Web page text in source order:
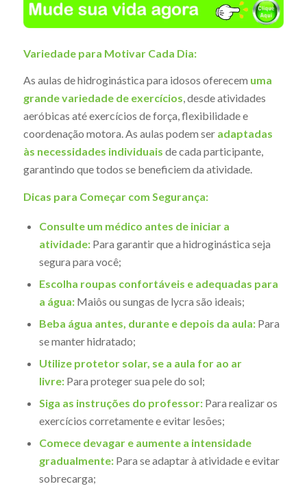
Variedade para Motivar Cada Dia:
As aulas de hidroginástica para idosos oferecem uma
grande variedade de exercícios, desde atividades
aeróbicas até exercícios de força, flexibilidade e
coordenação motora. As aulas podem ser adaptadas
às necessidades individuais de cada participante,
garantindo que todos se beneficiem da atividade.
Dicas para Começar com Segurança:
Consulte um médico antes de iniciar a
atividade:Para garantir que a hidroginástica seja
segura para você;
Escolha roupas confortáveis e adequadas para
a água:Maiôs ou sungas de lycra são ideais;
Beba água antes, durante e depois da aula:Para
se manter hidratado;
Utilize protetor solar, se a aula for ao ar
livre:Para proteger sua pele do sol;
Siga as instruções do professor:Para realizar os
exercícios corretamente e evitar lesões;
Comece devagar e aumente a intensidade
gradualmente:Para se adaptar à atividade e evitar
sobrecarga;